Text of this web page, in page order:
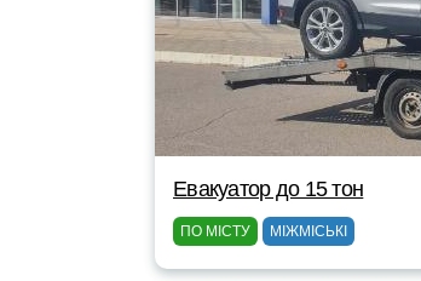
Евакуатор до 15 тон
ПО МІСТУ МІЖМІСЬКІ